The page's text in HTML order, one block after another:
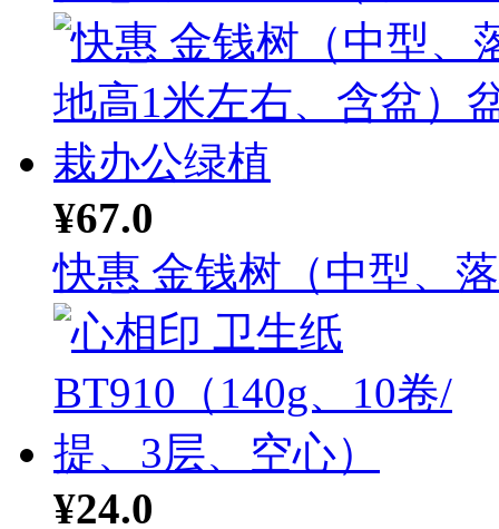
¥67.0
快惠 金钱树（中型、
¥24.0